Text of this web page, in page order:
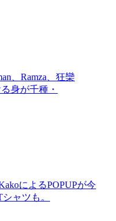
、Ramza、狂欒
身が千種・
によるPOPUPが今
ャツも。